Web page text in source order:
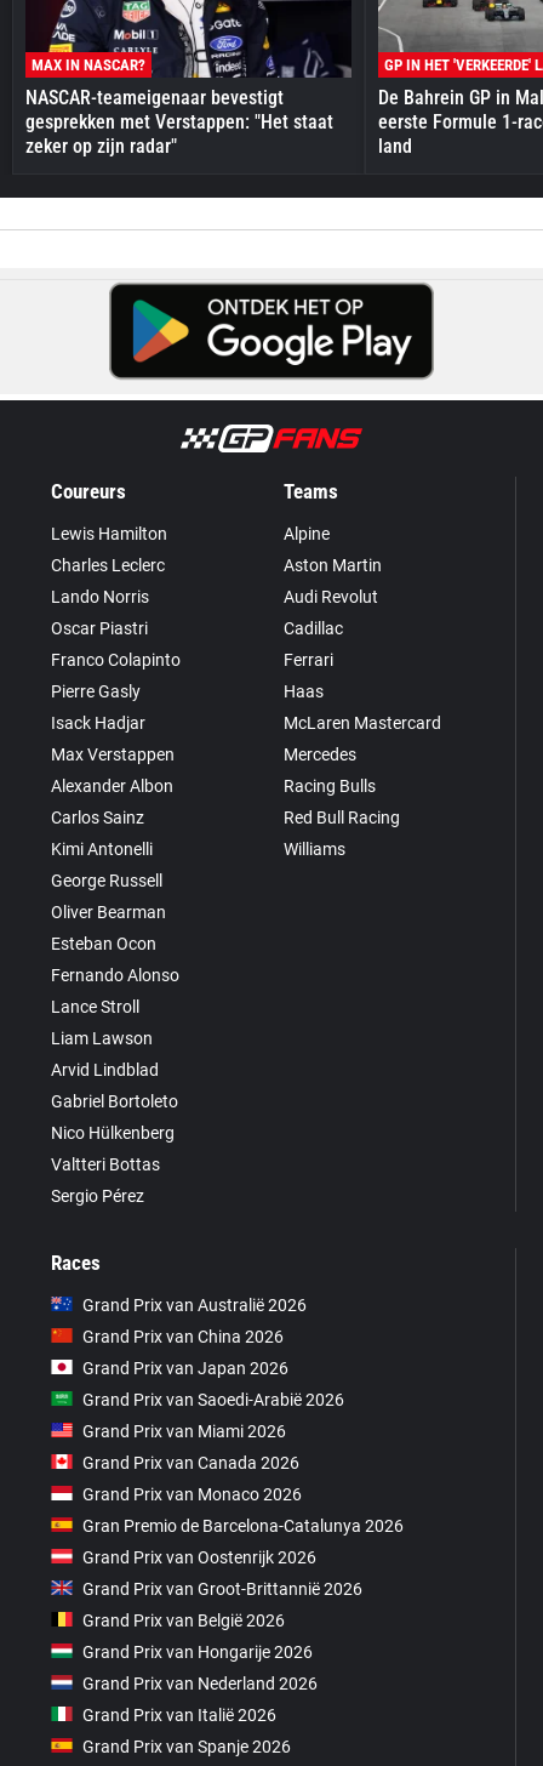
MAX IN NASCAR?
NASCAR-teameigenaar bevestigt
gesprekken met Verstappen: "Het staat
zeker op zijn radar"
GP IN HET 'VERKEERDE'
De Bahrein GP in
eerste Formule 1-
land
Coureurs
Lewis Hamilton
Charles Leclerc
Lando Norris
Oscar Piastri
Franco Colapinto
Pierre Gasly
Isack Hadjar
Max Verstappen
Alexander Albon
Carlos Sainz
Kimi Antonelli
George Russell
Oliver Bearman
Esteban Ocon
Fernando Alonso
Lance Stroll
Liam Lawson
Arvid Lindblad
Gabriel Bortoleto
Nico Hülkenberg
Valtteri Bottas
Sergio Pérez
Teams
Alpine
Aston Martin
Audi Revolut
Cadillac
Ferrari
Haas
McLaren Mastercard
Mercedes
Racing Bulls
Red Bull Racing
Williams
Races
Grand Prix van Australië 2026
Grand Prix van China 2026
Grand Prix van Japan 2026
Grand Prix van Saoedi-Arabië 2026
Grand Prix van Miami 2026
Grand Prix van Canada 2026
Grand Prix van Monaco 2026
Gran Premio de Barcelona-Catalunya 2026
Grand Prix van Oostenrijk 2026
Grand Prix van Groot-Brittannië 2026
Grand Prix van België 2026
Grand Prix van Hongarije 2026
Grand Prix van Nederland 2026
Grand Prix van Italië 2026
Grand Prix van Spanje 2026